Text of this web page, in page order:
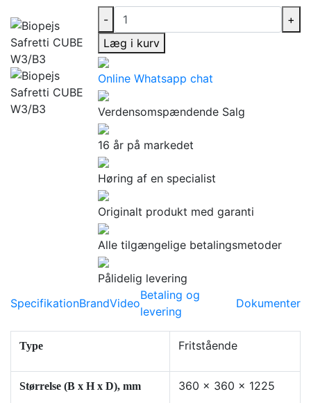
-
+
Læg i kurv
Online Whatsapp chat
Verdensomspændende Salg
16 år på markedet
Høring af en specialist
Originalt produkt med garanti
Alle tilgængelige betalingsmetoder
Pålidelig levering
SpecifikationBrandVideo
Betaling og
levering
Dokumenter
Type Fritstående
Størrelse (B x H x D), mm 360 x 360 x 1225